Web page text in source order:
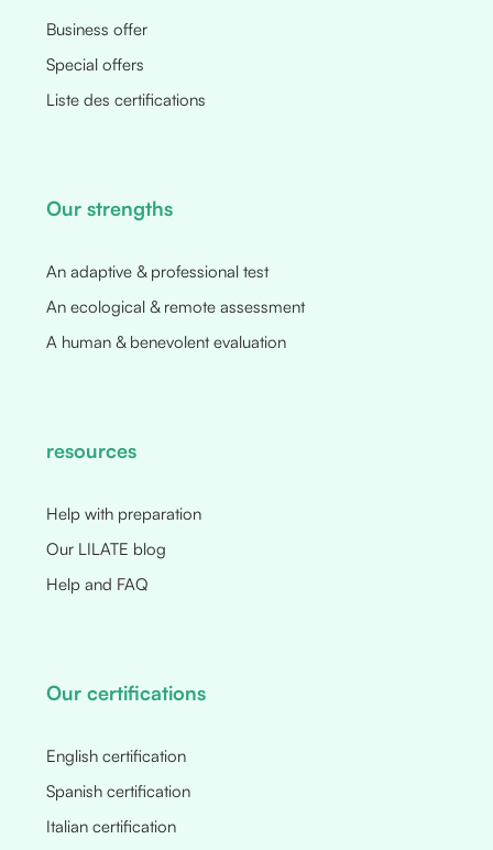
Business offer
Special offers
Liste des certifications
Our strengths
An adaptive & professional test
An ecological & remote assessment
A human & benevolent evaluation
resources
Help with preparation
Our LILATE blog
Help and FAQ
Our certifications
English certification
Spanish certification
Italian certification